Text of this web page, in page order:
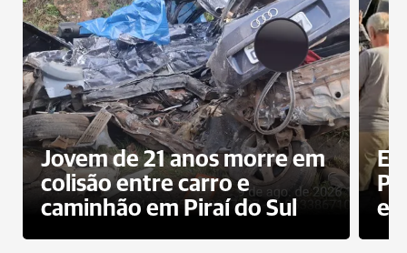
Jovem de 21 anos morre em
colisão entre carro e
caminhão em Piraí do Sul